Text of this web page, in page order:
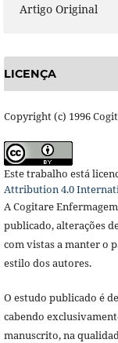
Artigo Original
LICENÇA
Copyright (c) 1996
Este trabalho está
Attribution 4.0
A Cogitare
publicado, alterações
com vistas a manter o
estilo dos autores.
O estudo publicado é
cabendo
manuscrito, na